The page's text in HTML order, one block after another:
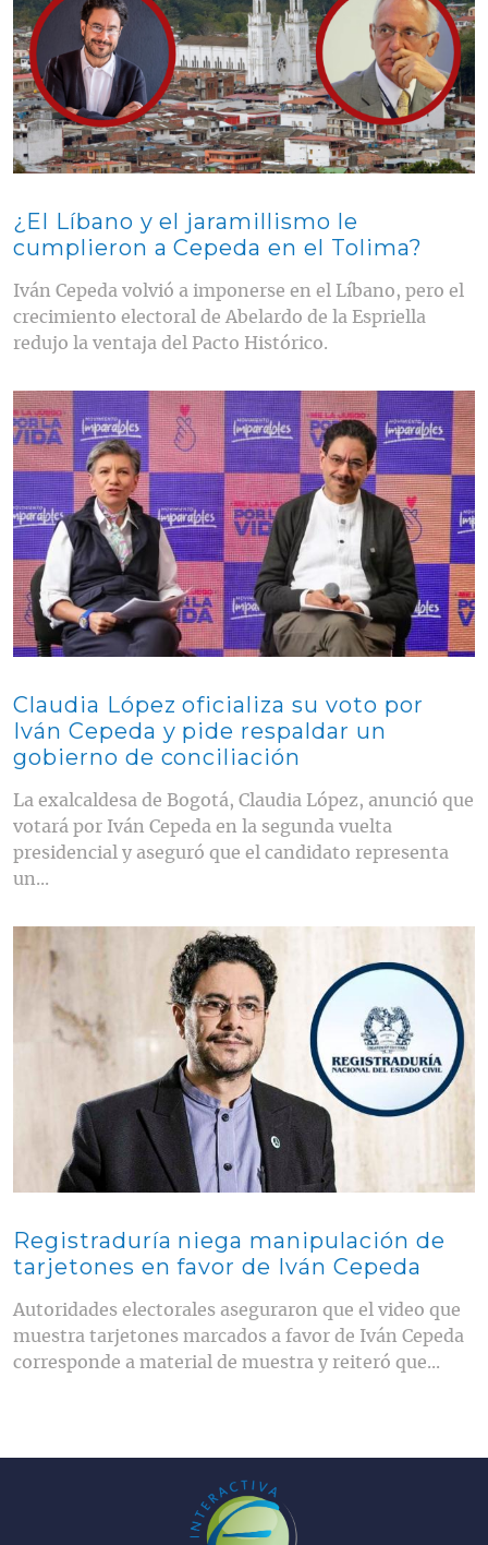
¿El Líbano y el jaramillismo le
cumplieron a Cepeda en el Tolima?
Iván Cepeda volvió a imponerse en el Líbano, pero el
crecimiento electoral de Abelardo de la Espriella
redujo la ventaja del Pacto Histórico.
Contenido multimedia principal
Claudia López oficializa su voto por
Iván Cepeda y pide respaldar un
gobierno de conciliación
La exalcaldesa de Bogotá, Claudia López, anunció que
votará por Iván Cepeda en la segunda vuelta
presidencial y aseguró que el candidato representa
un...
Contenido multimedia principal
Registraduría niega manipulación de
tarjetones en favor de Iván Cepeda
Autoridades electorales aseguraron que el video que
muestra tarjetones marcados a favor de Iván Cepeda
corresponde a material de muestra y reiteró que...